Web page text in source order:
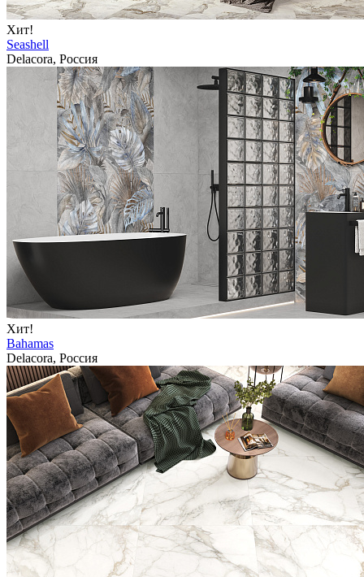
Хит!
Seashell
Delacora, Россия
Хит!
Bahamas
Delacora, Россия